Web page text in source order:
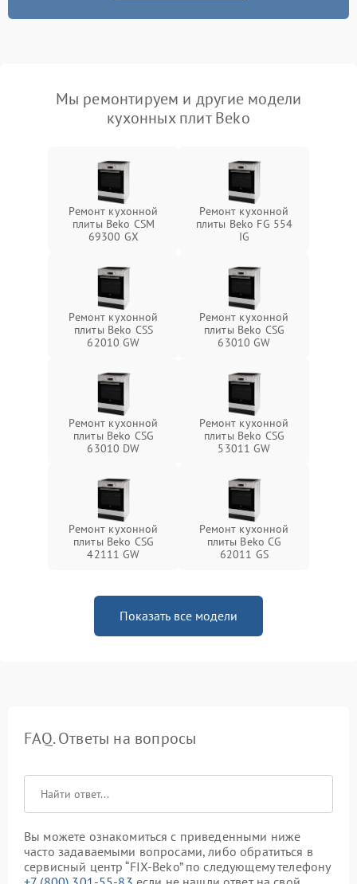
Мы ремонтируем и другие модели
кухонных плит Beko
Ремонт кухонной
плиты Beko CSM
69300 GX
Ремонт кухонной
плиты Beko FG 554
IG
Ремонт кухонной
плиты Beko CSS
62010 GW
Ремонт кухонной
плиты Beko CSG
63010 GW
Ремонт кухонной
плиты Beko CSG
63010 DW
Ремонт кухонной
плиты Beko CSG
53011 GW
Ремонт кухонной
плиты Beko CSG
42111 GW
Ремонт кухонной
плиты Beko CG
62011 GS
Показать все модели
FAQ. Ответы на вопросы
Вы можете ознакомиться с приведенными ниже
часто задаваемыми вопросами, либо обратиться в
сервисный центр “FIX-Beko” по следующему телефону